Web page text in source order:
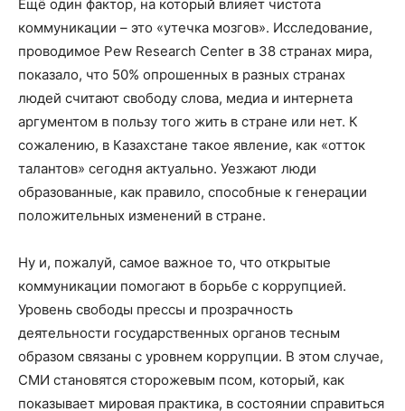
Ещё один фактор, на который влияет чистота
коммуникации – это «утечка мозгов». Исследование,
проводимое Pew Research Center в 38 странах мира,
показало, что 50% опрошенных в разных странах
людей считают свободу слова, медиа и интернета
аргументом в пользу того жить в стране или нет. К
сожалению, в Казахстане такое явление, как «отток
талантов» сегодня актуально. Уезжают люди
образованные, как правило, способные к генерации
положительных изменений в стране.
Ну и, пожалуй, самое важное то, что открытые
коммуникации помогают в борьбе с коррупцией.
Уровень свободы прессы и прозрачность
деятельности государственных органов тесным
образом связаны с уровнем коррупции. В этом случае,
СМИ становятся сторожевым псом, который, как
показывает мировая практика, в состоянии справиться